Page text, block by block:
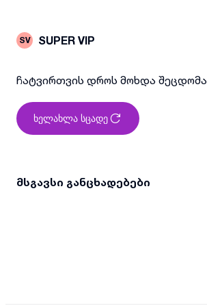
SV SUPER VIP
ჩატვირთვის დროს მოხდა შეცდომა
ხელახლა სცადე
მსგავსი განცხადებები